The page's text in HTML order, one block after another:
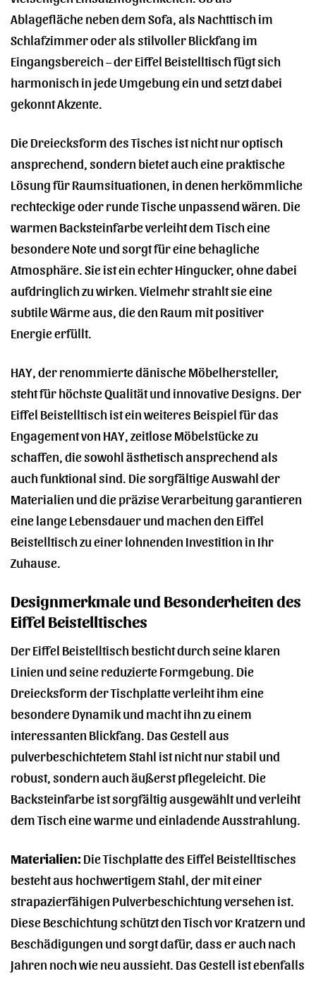
Ablagefläche neben dem Sofa, als Nachttisch im
Schlafzimmer oder als stilvoller Blickfang im
Eingangsbereich – der Eiffel Beistelltisch fügt sich
harmonisch in jede Umgebung ein und setzt dabei
gekonnt Akzente.
Die Dreiecksform des Tisches ist nicht nur optisch
ansprechend, sondern bietet auch eine praktische
Lösung für Raumsituationen, in denen herkömmliche
rechteckige oder runde Tische unpassend wären. Die
warmen Backsteinfarbe verleiht dem Tisch eine
besondere Note und sorgt für eine behagliche
Atmosphäre. Sie ist ein echter Hingucker, ohne dabei
aufdringlich zu wirken. Vielmehr strahlt sie eine
subtile Wärme aus, die den Raum mit positiver
Energie erfüllt.
HAY, der renommierte dänische Möbelhersteller,
steht für höchste Qualität und innovative Designs. Der
Eiffel Beistelltisch ist ein weiteres Beispiel für das
Engagement von HAY, zeitlose Möbelstücke zu
schaffen, die sowohl ästhetisch ansprechend als
auch funktional sind. Die sorgfältige Auswahl der
Materialien und die präzise Verarbeitung garantieren
eine lange Lebensdauer und machen den Eiffel
Beistelltisch zu einer lohnenden Investition in Ihr
Zuhause.
Designmerkmale und Besonderheiten des
Eiffel Beistelltisches
Der Eiffel Beistelltisch besticht durch seine klaren
Linien und seine reduzierte Formgebung. Die
Dreiecksform der Tischplatte verleiht ihm eine
besondere Dynamik und macht ihn zu einem
interessanten Blickfang. Das Gestell aus
pulverbeschichtetem Stahl ist nicht nur stabil und
robust, sondern auch äußerst pflegeleicht. Die
Backsteinfarbe ist sorgfältig ausgewählt und verleiht
dem Tisch eine warme und einladende Ausstrahlung.
Materialien:Die Tischplatte des Eiffel Beistelltisches
besteht aus hochwertigem Stahl, der mit einer
strapazierfähigen Pulverbeschichtung versehen ist.
Diese Beschichtung schützt den Tisch vor Kratzern und
Beschädigungen und sorgt dafür, dass er auch nach
Jahren noch wie neu aussieht. Das Gestell ist ebenfalls